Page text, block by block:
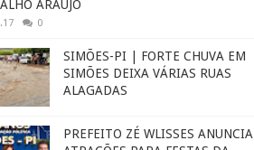
ARAÚJO
0
SIMÕES-PI | FORTE CHUVA EM
SIMÕES DEIXA VÁRIAS RUAS
ALAGADAS
PREFEITO ZÉ WLISSES ANUNCIA